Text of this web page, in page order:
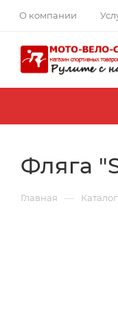
О компании
Фляга
Главная — Каталог